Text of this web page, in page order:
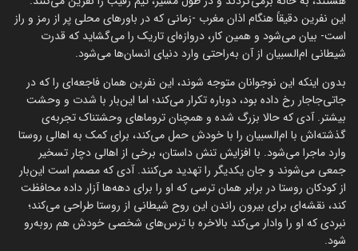
این نفرین دقیقاً هنگام اذان مغرب -زمانی که در باورهای محلی پر از رمز و راز
است- بیان می‌شود و همین کار، دروازه‌ای تاریک را می‌گشاید که قدرت
شیطانی ام‌السبیان از آن به‌راحتی وارد دنیای انسان‌ها می‌شود.
بدون اینکه این نوجوانان متوجه شوند، این نفرین همان فاجعه‌ای را که در
جاتی‌جاجار رخ داده بود، دوباره تکرار می‌کند؛ اما این‌بار با شدت و وحشت
بیشتر. آدی که حالا بزرگ شده و همچنان تروماهای وحشتناک تجربه‌ی
گذشته‌اش با ام‌السبیان را با خودش حمل می‌کند، برای کمک به اهالی روستا
وارد ماجرا می‌شود. با افزایش تنش داستان، برخی از اهالی دچار تسخیر
جمعی می‌شوند و جان یکدیگر را تهدید می‌کنند. آدی که مصمم است این‌بار
از کودکان روستا در برابر همان ترسی که او را برای دهه‌ها آزار داده محافظت
کند، نقشه‌ای برای بیرون راندن این روح شیطانی از روستا طراحی می‌کند؛
نبردی که او را وادار می‌کند بالاخره با ترس‌های شخصی خودش هم روبه‌رو
شود.